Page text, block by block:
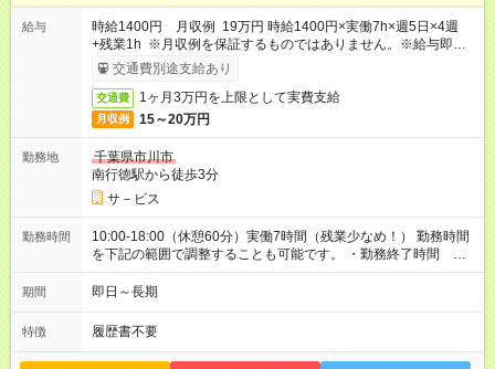
給与
時給1400円 月収例 19万円 時給1400円×実働7h×週5日×4週
+残業1h ※月収例を保証するものではありません。※給与即受取
りサービス利用可（利用条件有）
交通費別途支給あり
交通費 1ヶ月3万円を上限として実費支給
月収例 15～20万円
勤務地
千葉県市川市
南行徳駅から徒歩3分
サ－ビス
勤務時間
10:00-18:00（休憩60分）実働7時間（残業少なめ！） 勤務時間
を下記の範囲で調整することも可能です。 ・勤務終了時間
18:00～19:00 ・実働 07:00～08:00
期間 即日～長期
特徴 履歴書不要